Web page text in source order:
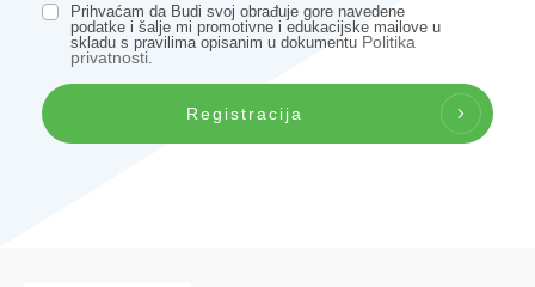
Prihvaćam da Budi svoj obrađuje gore navedene
podatke i šalje mi promotivne i edukacijske mailove u
skladu s pravilima opisanim u dokumentu Politika
privatnosti
Registracija